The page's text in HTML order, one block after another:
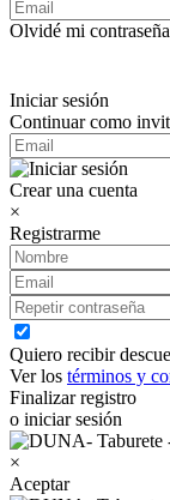
Olvidé mi contraseña
Iniciar sesión
Continuar como
Crear una cuenta
×
Registrarme
Quiero recibir
Ver los términos y
Finalizar registro
o iniciar sesión
×
Aceptar